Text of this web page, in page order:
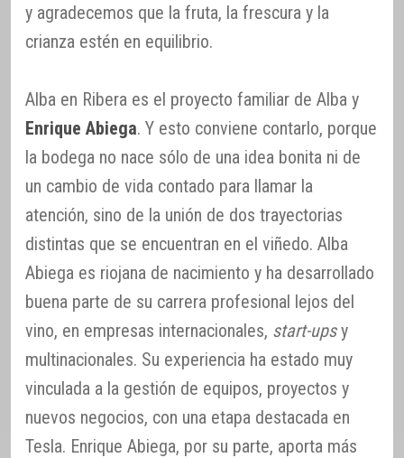
y agradecemos que la fruta, la frescura y la
crianza estén en equilibrio.
Alba en Ribera es el proyecto familiar de Alba y
Enrique Abiega. Y esto conviene contarlo, porque
la bodega no nace sólo de una idea bonita ni de
un cambio de vida contado para llamar la
atención, sino de la unión de dos trayectorias
distintas que se encuentran en el viñedo. Alba
Abiega es riojana de nacimiento y ha desarrollado
buena parte de su carrera profesional lejos del
vino, en empresas internacionales, start-upsy
multinacionales. Su experiencia ha estado muy
vinculada a la gestión de equipos, proyectos y
nuevos negocios, con una etapa destacada en
Tesla. Enrique Abiega, por su parte, aporta más